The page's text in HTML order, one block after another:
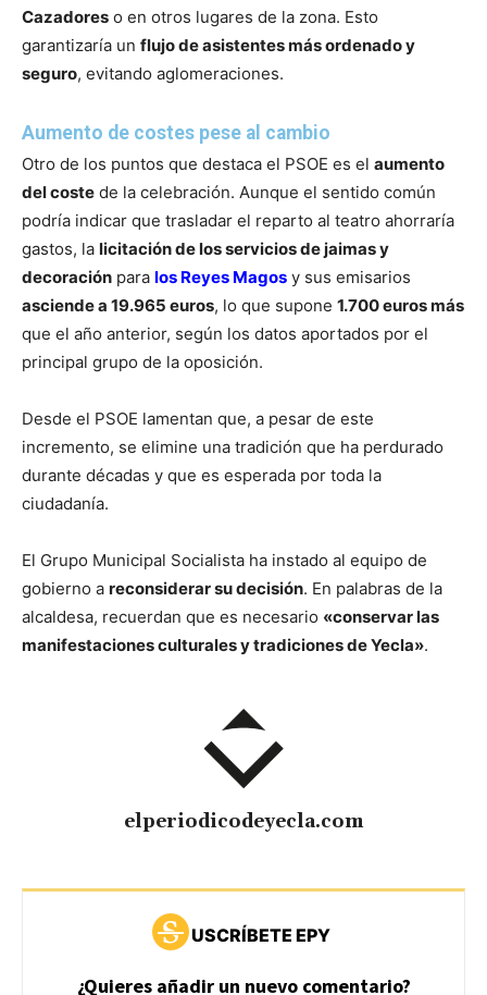
Cazadores o en otros lugares de la zona. Esto
garantizaría un flujo de asistentes más ordenado y
seguro, evitando aglomeraciones.
Aumento de costes pese al cambio
Otro de los puntos que destaca el PSOE es el aumento
del coste de la celebración. Aunque el sentido común
podría indicar que trasladar el reparto al teatro ahorraría
gastos, la licitación de los servicios de jaimas y
decoración para los Reyes Magos y sus emisarios
asciende a 19.965 euros, lo que supone 1.700 euros más
que el año anterior, según los datos aportados por el
principal grupo de la oposición.
Desde el PSOE lamentan que, a pesar de este
incremento, se elimine una tradición que ha perdurado
durante décadas y que es esperada por toda la
ciudadanía.
El Grupo Municipal Socialista ha instado al equipo de
gobierno a reconsiderar su decisión. En palabras de la
alcaldesa, recuerdan que es necesario «conservar las
manifestaciones culturales y tradiciones de Yecla».
elperiodicodeyecla.com
USCRÍBETE EPY
¿Quieres añadir un nuevo comentario?